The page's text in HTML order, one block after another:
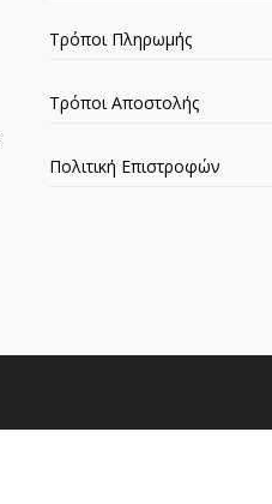
Τρόποι Πληρωμής
Τρόποι Αποστολής
Πολιτική Επιστροφών